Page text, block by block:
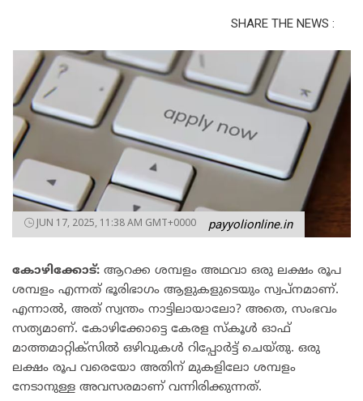
SHARE THE NEWS :
JUN 17, 2025, 11:38 AM GMT+0000 payyolionline.in
കോഴിക്കോട്: ആറക്ക ശമ്പളം അഥവാ ഒരു ലക്ഷം രൂപ
ശമ്പളം എന്നത് ഭൂരിഭാഗം ആളുകളുടെയും സ്വപ്നമാണ്.
എന്നാൽ, അത് സ്വന്തം നാട്ടിലായാലോ? അതെ, സംഭവം
സത്യമാണ്. കോഴിക്കോട്ടെ കേരള സ്കൂൾ ഓഫ്
മാത്തമാറ്റിക്സിൽ ഒഴിവുകൾ റിപ്പോര്‍ട്ട് ചെയ്തു. ഒരു
ലക്ഷം രൂപ വരെയോ അതിന് മുകളിലോ ശമ്പളം
നേടാനുള്ള അവസരമാണ് വന്നിരിക്കുന്നത്.